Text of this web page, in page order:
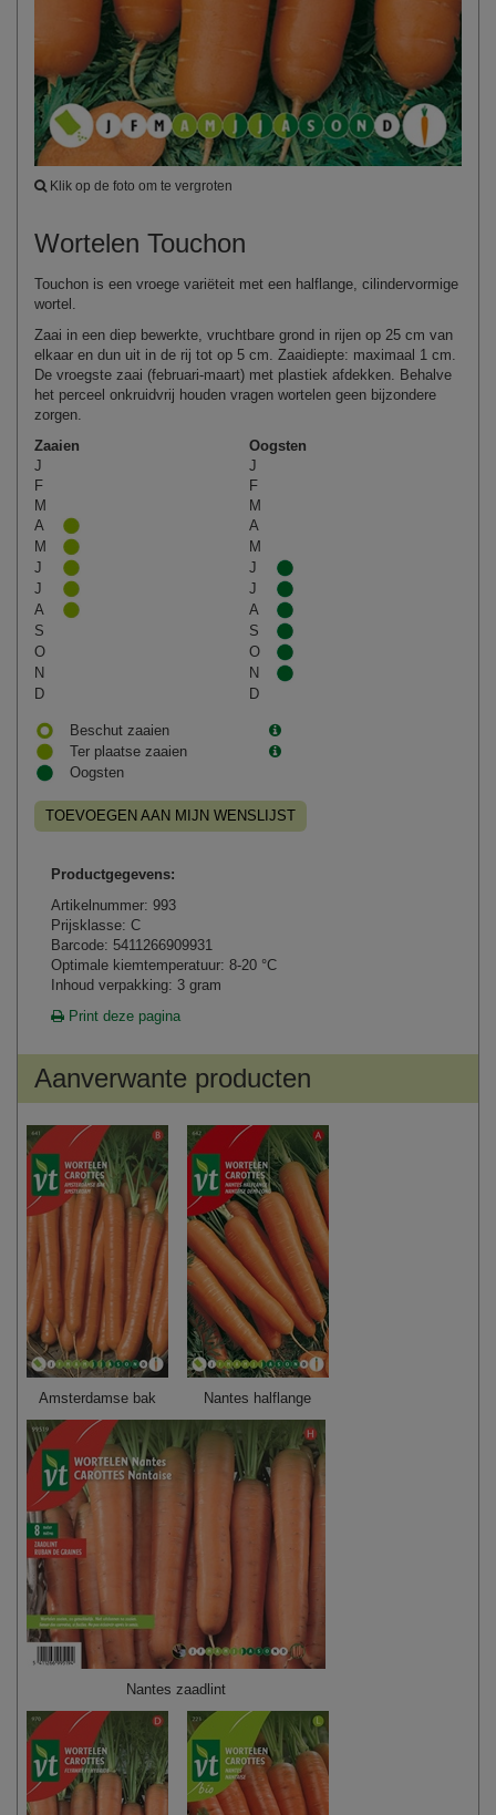
Klik op de foto om te vergroten
Wortelen Touchon
Touchon is een vroege variëteit met een halflange, cilindervormige
wortel.
Zaai in een diep bewerkte, vruchtbare grond in rijen op 25 cm van
elkaar en dun uit in de rij tot op 5 cm. Zaaidiepte: maximaal 1 cm.
De vroegste zaai (februari-maart) met plastiek afdekken. Behalve
het perceel onkruidvrij houden vragen wortelen geen bijzondere
zorgen.
Zaaien
Oogsten
J
J
F
F
M
M
A
A
M
M
J
J
J
J
A
A
S
S
O
O
N
N
D
D
Beschut zaaien
Ter plaatse zaaien
Oogsten
TOEVOEGEN AAN MIJN WENSLIJST
Productgegevens:
Artikelnummer: 993
Prijsklasse: C
Barcode: 5411266909931
Optimale kiemtemperatuur: 8-20 °C
Inhoud verpakking: 3 gram
Print deze pagina
Aanverwante producten
Amsterdamse bak Nantes halflange
Nantes zaadlint